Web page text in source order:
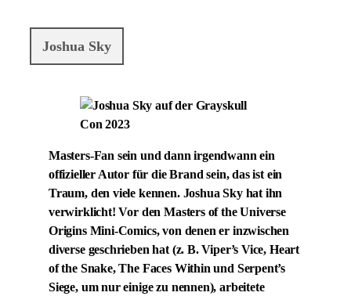
Joshua Sky
Masters-Fan sein und dann irgendwann ein
offizieller Autor für die Brand sein, das ist ein
Traum, den viele kennen. Joshua Sky hat ihn
verwirklicht! Vor den Masters of the Universe
Origins Mini-Comics, von denen er inzwischen
diverse geschrieben hat (z. B. Viper’s Vice, Heart
of the Snake, The Faces Within und Serpent’s
Siege, um nur einige zu nennen), arbeitete